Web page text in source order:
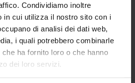
Condividiamo inoltre
in cui utilizza il nostro sito con i
di analisi dei dati web,
i quali potrebbero combinarle
ha fornito loro o che hanno
dei loro servizi.
perché possono
libera nel caso in cui
fuori la luce nelle ore più
e possono, invece,
con un fermatenda dalla